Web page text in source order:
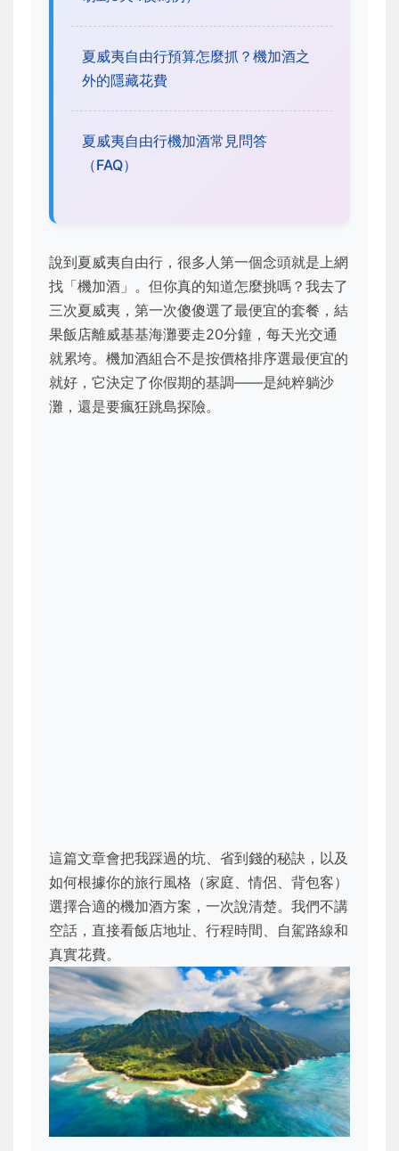
夏威夷自由行預算怎麼抓？機加酒之
外的隱藏花費
夏威夷自由行機加酒常見問答
（FAQ）
說到夏威夷自由行，很多人第一個念頭就是上網
找「機加酒」。但你真的知道怎麼挑嗎？我去了
三次夏威夷，第一次傻傻選了最便宜的套餐，結
果飯店離威基基海灘要走20分鐘，每天光交通
就累垮。機加酒組合不是按價格排序選最便宜的
就好，它決定了你假期的基調——是純粹躺沙
灘，還是要瘋狂跳島探險。
這篇文章會把我踩過的坑、省到錢的秘訣，以及
如何根據你的旅行風格（家庭、情侶、背包客）
選擇合適的機加酒方案，一次說清楚。我們不講
空話，直接看飯店地址、行程時間、自駕路線和
真實花費。